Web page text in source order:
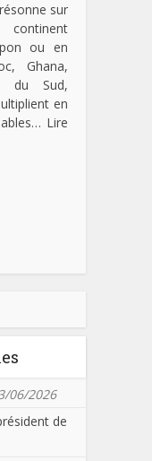
sur
ou en
Ghana,
du Sud,
en
Lire
06/2026
de